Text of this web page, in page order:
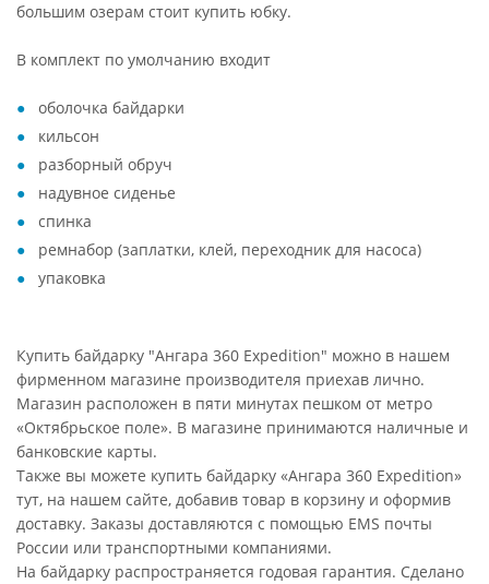
большим озерам стоит купить юбку.
В комплект по умолчанию входит
оболочка байдарки
кильсон
разборный обруч
надувное сиденье
спинка
ремнабор (заплатки, клей, переходник для насоса)
упаковка
Купить байдарку "Ангара 360 Expedition" можно в нашем
фирменном магазине производителя приехав лично.
Магазин расположен в пяти минутах пешком от метро
«Октябрьское поле». В магазине принимаются наличные и
банковские карты.
Также вы можете купить байдарку «Ангара 360 Expedition»
тут, на нашем сайте, добавив товар в корзину и оформив
доставку. Заказы доставляются с помощью EMS почты
России или транспортными компаниями.
На байдарку распространяется годовая гарантия. Сделано